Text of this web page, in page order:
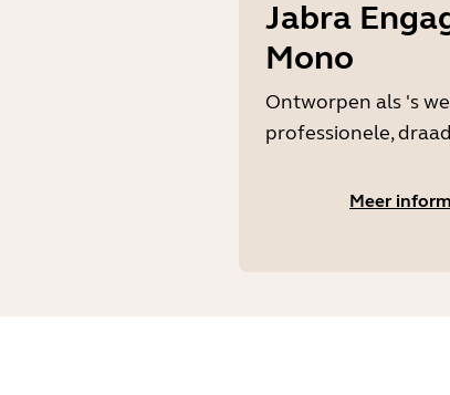
Jabra
Mono
Ontworpen als 's
professionele,
Meer